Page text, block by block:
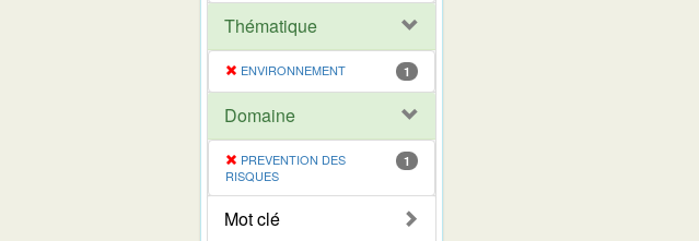
Thématique
ENVIRONNEMENT 1
Domaine
PREVENTION DES
RISQUES
1
Mot clé